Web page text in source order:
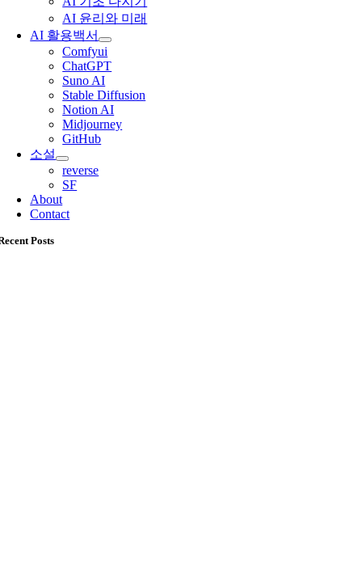
AI 윤리와 미래
AI 활용백서
Comfyui
ChatGPT
Suno AI
Stable Diffusion
Notion AI
Midjourney
GitHub
소설
reverse
SF
About
Contact
Posts